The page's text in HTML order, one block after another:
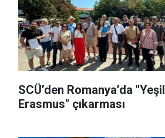
SCÜ’den Romanya’da "Yeşil
Erasmus" çıkarması